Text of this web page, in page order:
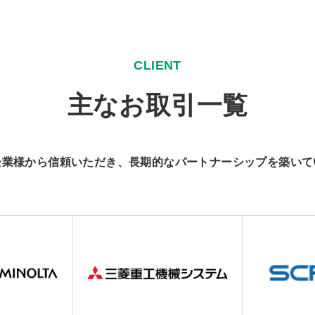
CLIENT
主なお取引 一覧
様から信頼いただき、長期的なパートナーシップを築い